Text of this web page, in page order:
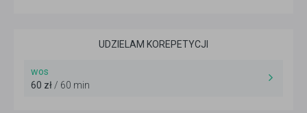
UDZIELAM KOREPETYCJI
wos
60 zł / 60 min